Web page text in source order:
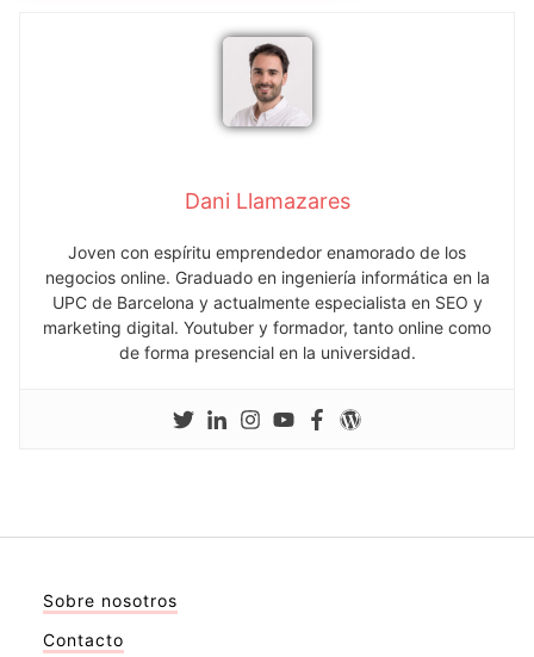
Dani Llamazares
Joven con espíritu emprendedor enamorado de los
negocios online. Graduado en ingeniería informática en la
UPC de Barcelona y actualmente especialista en SEO y
marketing digital. Youtuber y formador, tanto online como
de forma presencial en la universidad.
Sobre nosotros
Contacto